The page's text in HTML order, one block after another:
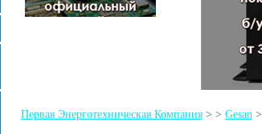
Первая Энерготехническая Компания> > Gesan>